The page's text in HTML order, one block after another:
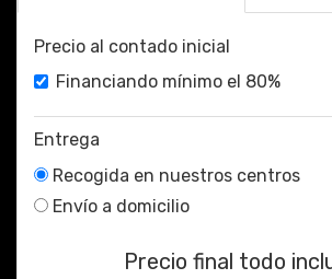
Precio al contado inicial
Financiando mínimo el 80%
Entrega
Recogida en nuestros centros
Envío a domicilio
Precio final todo